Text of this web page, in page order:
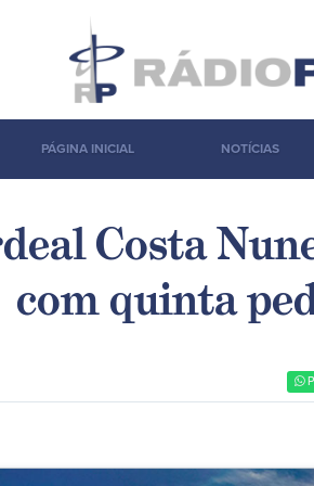
PÁGINA INICIAL NOTÍCIAS
Costa
com quinta